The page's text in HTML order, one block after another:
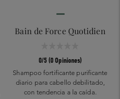
Bain de Force Quotidien
0/5 (0 Opiniones)
Shampoo fortificante purificante
diario para cabello debilitado,
con tendencia a la caída.